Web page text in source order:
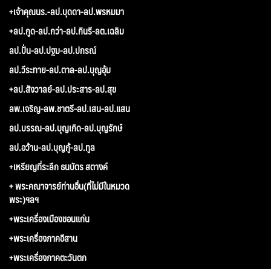
+เจ้าคุณนร.-ลป.บุดดา-ลป.พรหมมา
+ลป.กูด-ลป.กว่า-ลป.กินรี-ลต.เฉลิม
ลป.ปั่น-ลป.ปฐม-ลป.ปกรณ์
ลป.วีระทาย-ลป.ตาล-ลป.บุญอุ้ม
+ลป.สังวาลย์-ลป.ประสาร-ลป.สุข
ลพ.เจริญ-ลพ.ชาตรี-ลป.เสน-ลป.แสน
ลป.บรรณ-ลป.บุญเกิด-ลป.บุญรักษ์
ลป.อว้าน-ลป.บุญกู้-ลป.ทูล
+เหรียญที่ระลึก ธนบัตร สตางค์
+ พระคณาจารย์ท่านอื่น(ที่ไม่มีในหมวด
พระ)ฯลฯ
+พระเครื่องเมืองขอนแก่น
+พระเครื่องภาคอีสาน
+พระเครื่องภาคตะวันตก